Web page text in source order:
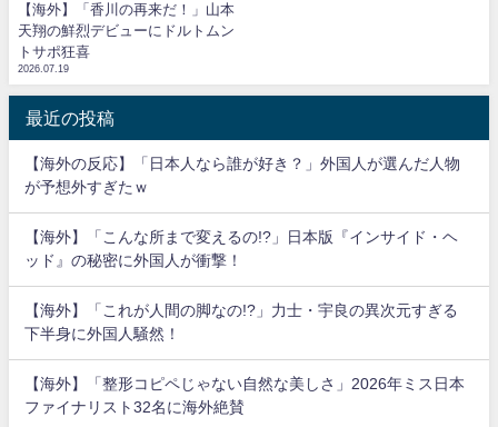
【海外】「香川の再来だ！」山本
天翔の鮮烈デビューにドルトムン
トサポ狂喜
2026.07.19
最近の投稿
【海外の反応】「日本人なら誰が好き？」外国人が選んだ人物
が予想外すぎたｗ
【海外】「こんな所まで変えるの!?」日本版『インサイド・ヘ
ッド』の秘密に外国人が衝撃！
【海外】「これが人間の脚なの!?」力士・宇良の異次元すぎる
下半身に外国人騒然！
【海外】「整形コピペじゃない自然な美しさ」2026年ミス日本
ファイナリスト32名に海外絶賛